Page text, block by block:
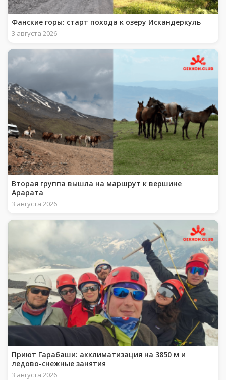
Фанские горы: старт похода к озеру Искандеркуль
3 августа 2026
Вторая группа вышла на маршрут к вершине
Арарата
3 августа 2026
Приют Гарабаши: акклиматизация на 3850 м и
ледово-снежные занятия
3 августа 2026